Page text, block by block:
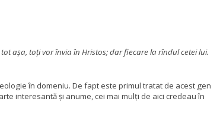
aşa, toţi vor învia în Hristos; dar fiecare la rîndul cetei lui.
în domeniu. De fapt este primul tratat de acest gen
interesantă şi anume, cei mai mulţi de aici credeau în